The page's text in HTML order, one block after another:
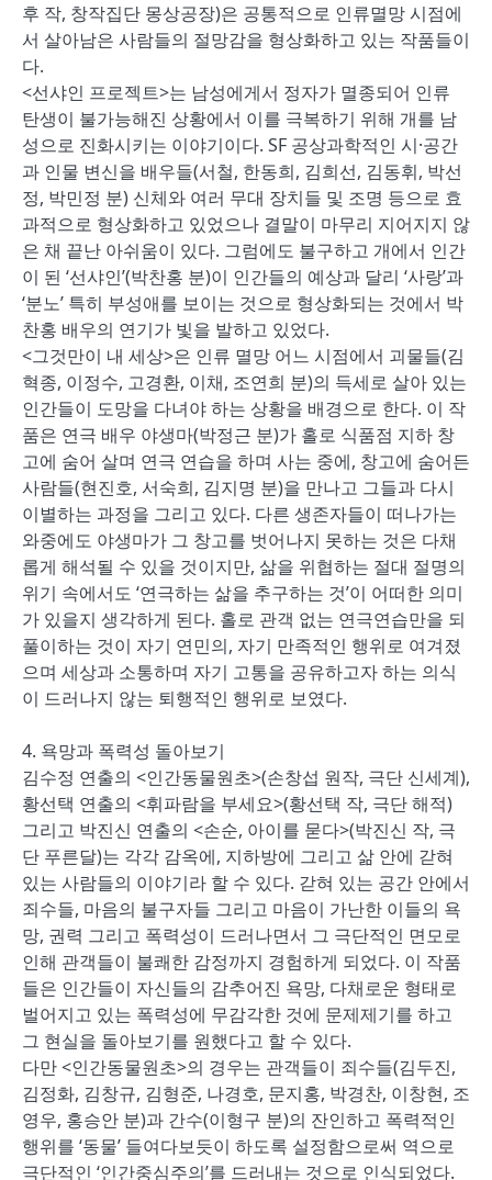
후 작, 창작집단 몽상공장)은 공통적으로 인류멸망 시점에
서 살아남은 사람들의 절망감을 형상화하고 있는 작품들이
다.
<선샤인 프로젝트>는 남성에게서 정자가 멸종되어 인류
탄생이 불가능해진 상황에서 이를 극복하기 위해 개를 남
성으로 진화시키는 이야기이다. SF 공상과학적인 시·공간
과 인물 변신을 배우들(서철, 한동희, 김희선, 김동휘, 박선
정, 박민정 분) 신체와 여러 무대 장치들 및 조명 등으로 효
과적으로 형상화하고 있었으나 결말이 마무리 지어지지 않
은 채 끝난 아쉬움이 있다. 그럼에도 불구하고 개에서 인간
이 된 ‘선샤인’(박찬홍 분)이 인간들의 예상과 달리 ‘사랑’과
‘분노’ 특히 부성애를 보이는 것으로 형상화되는 것에서 박
찬홍 배우의 연기가 빛을 발하고 있었다.
<그것만이 내 세상>은 인류 멸망 어느 시점에서 괴물들(김
혁종, 이정수, 고경환, 이채, 조연희 분)의 득세로 살아 있는
인간들이 도망을 다녀야 하는 상황을 배경으로 한다. 이 작
품은 연극 배우 야생마(박정근 분)가 홀로 식품점 지하 창
고에 숨어 살며 연극 연습을 하며 사는 중에, 창고에 숨어든
사람들(현진호, 서숙희, 김지명 분)을 만나고 그들과 다시
이별하는 과정을 그리고 있다. 다른 생존자들이 떠나가는
와중에도 야생마가 그 창고를 벗어나지 못하는 것은 다채
롭게 해석될 수 있을 것이지만, 삶을 위협하는 절대 절명의
위기 속에서도 ‘연극하는 삶을 추구하는 것’이 어떠한 의미
가 있을지 생각하게 된다. 홀로 관객 없는 연극연습만을 되
풀이하는 것이 자기 연민의, 자기 만족적인 행위로 여겨졌
으며 세상과 소통하며 자기 고통을 공유하고자 하는 의식
이 드러나지 않는 퇴행적인 행위로 보였다.
4. 욕망과 폭력성 돌아보기
김수정 연출의 <인간동물원초>(손창섭 원작, 극단 신세계),
황선택 연출의 <휘파람을 부세요>(황선택 작, 극단 해적)
그리고 박진신 연출의 <손순, 아이를 묻다>(박진신 작, 극
단 푸른달)는 각각 감옥에, 지하방에 그리고 삶 안에 갇혀
있는 사람들의 이야기라 할 수 있다. 갇혀 있는 공간 안에서
죄수들, 마음의 불구자들 그리고 마음이 가난한 이들의 욕
망, 권력 그리고 폭력성이 드러나면서 그 극단적인 면모로
인해 관객들이 불쾌한 감정까지 경험하게 되었다. 이 작품
들은 인간들이 자신들의 감추어진 욕망, 다채로운 형태로
벌어지고 있는 폭력성에 무감각한 것에 문제제기를 하고
그 현실을 돌아보기를 원했다고 할 수 있다.
다만 <인간동물원초>의 경우는 관객들이 죄수들(김두진,
김정화, 김창규, 김형준, 나경호, 문지홍, 박경찬, 이창현, 조
영우, 홍승안 분)과 간수(이형구 분)의 잔인하고 폭력적인
행위를 ‘동물’ 들여다보듯이 하도록 설정함으로써 역으로
극단적인 ‘인간중심주의’를 드러내는 것으로 인식되었다.